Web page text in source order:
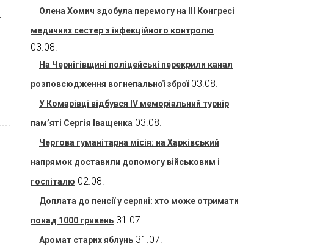
Олена Хомич здобула перемогу на ІІІ Конгресі
медичних сестер з інфекційного контролю
03.08.
На Чернігівщині поліцейські перекрили канал
розповсюдження вогнепальної зброї 03.08.
У Комарівці відбувся IV меморіальний турнір
пам’яті Сергія Іващенка 03.08.
Чергова гуманітарна місія: на Харківський
напрямок доставили допомогу військовим і
госпіталю 02.08.
Доплата до пенсії у серпні: хто може отримати
понад 1000 гривень 31.07.
Аромат старих яблунь 31.07.